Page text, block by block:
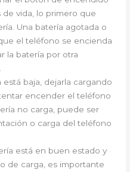
vida, lo primero que
Una batería agotada o
el teléfono se encienda
la batería por otra
está baja, dejarla cargando
encender el teléfono
no carga, puede ser
o carga del teléfono
está en buen estado y
de carga, es importante